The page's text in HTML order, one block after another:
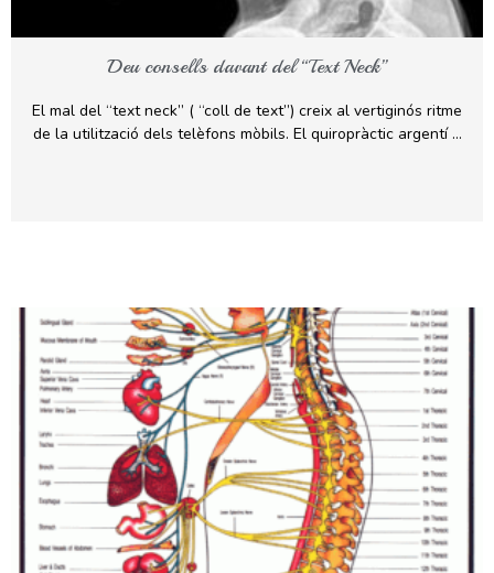
Deu consells davant del “Text Neck”
El mal del “text neck” ( “coll de text”) creix al vertiginós ritme
de la utilització dels telèfons mòbils. El quiropràctic argentí …